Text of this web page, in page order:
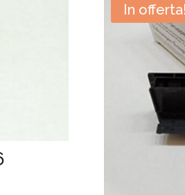
In offerta!